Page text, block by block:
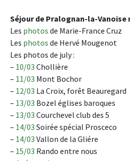
Séjour de Pralognan-la-Vanoise
Les photos de Marie-France Cruz
Les photos de Hervé Mougenot
Les photos de july :
– 10/03 Chollière
– 11/03 Mont Bochor
– 12/03 La Croix, forêt Beauregard
– 13/03 Bozel églises baroques
– 13/03 Courchevel club des 5
– 14/03 Soirée spécial Prosceco
– 14/03 Vallon de la Gliére
– 15/03 Rando entre nous